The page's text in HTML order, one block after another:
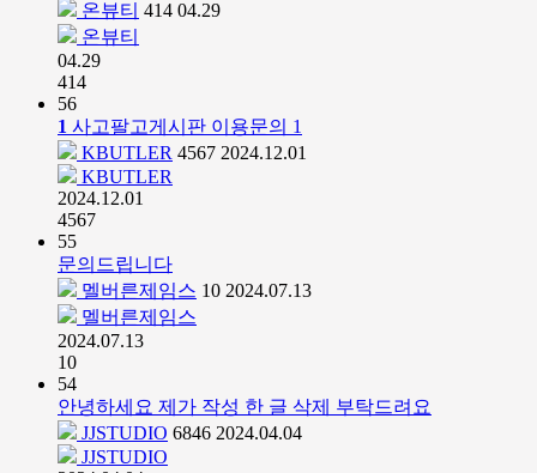
온뷰티 414 04.29
온뷰티
04.29
414
56
1 사고팔고게시판 이용문의 1
KBUTLER 4567 2024.12.01
KBUTLER
2024.12.01
4567
55
문의드립니다
멜버른제임스 10 2024.07.13
멜버른제임스
2024.07.13
10
54
안녕하세요 제가 작성 한 글 삭제 부탁드려요
JJSTUDIO 6846 2024.04.04
JJSTUDIO